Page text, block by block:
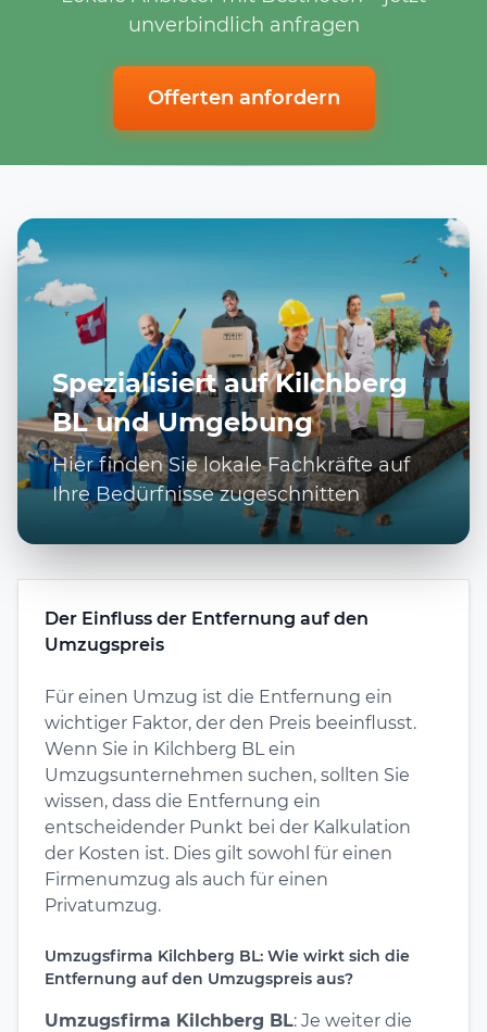
unverbindlich anfragen
Offerten anfordern
Spezialisiert auf Kilchberg
BL und Umgebung
Hier finden Sie lokale Fachkräfte auf
Ihre Bedürfnisse zugeschnitten
Der Einfluss der Entfernung auf den
Umzugspreis
Für einen Umzug ist die Entfernung ein
wichtiger Faktor, der den Preis beeinflusst.
Wenn Sie in Kilchberg BL ein
Umzugsunternehmen suchen, sollten Sie
wissen, dass die Entfernung ein
entscheidender Punkt bei der Kalkulation
der Kosten ist. Dies gilt sowohl für einen
Firmenumzug als auch für einen
Privatumzug.
Umzugsfirma Kilchberg BL: Wie wirkt sich die
Entfernung auf den Umzugspreis aus?
Umzugsfirma Kilchberg BL: Je weiter die